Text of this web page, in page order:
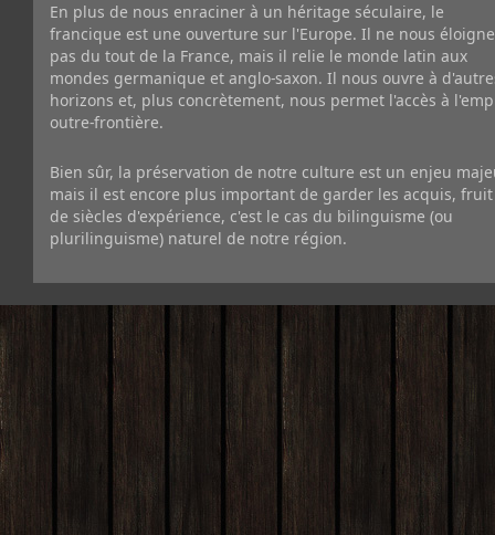
En plus de nous enraciner à un héritage séculaire, le
francique est une ouverture sur l'Europe. Il ne nous éloigne
pas du tout de la France, mais il relie le monde latin aux
mondes germanique et anglo-saxon. Il nous ouvre à
horizons et, plus concrètement, nous permet l'accès à
outre-frontière.
Bien sûr, la préservation de notre culture est un enjeu
mais il est encore plus important de garder les acquis, fruit
de siècles d'expérience, c'est le cas du bilinguisme (ou
plurilinguisme) naturel de notre région.